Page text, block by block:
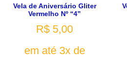
Vela de Aniversário Gliter
Vermelho Nº “4”
R$ 5,00
em até 3x de